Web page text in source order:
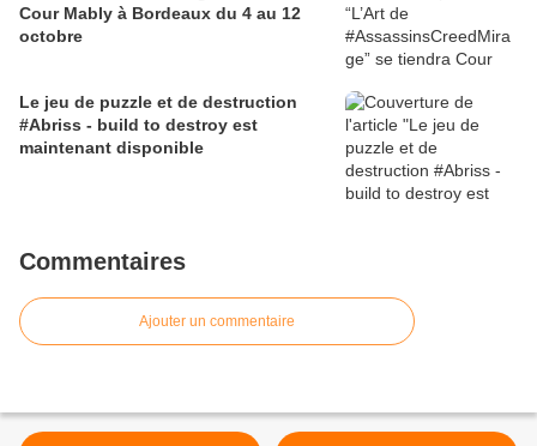
Cour Mably à Bordeaux du 4 au 12
octobre
Le jeu de puzzle et de destruction
#Abriss - build to destroy est
maintenant disponible
Commentaires
Ajouter un commentaire